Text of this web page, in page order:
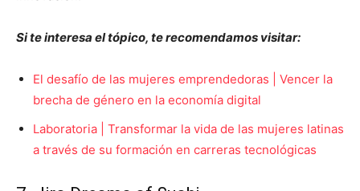
Si te interesa el tópico, te recomendamos visitar:
El desafío de las mujeres emprendedoras | Vencer la
brecha de género en la economía digital
Laboratoria | Transformar la vida de las mujeres latinas
a través de su formación en carreras tecnológicas